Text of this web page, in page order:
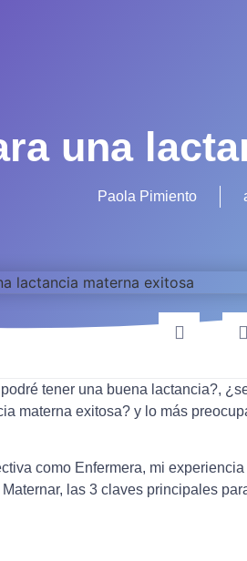
una
Paola Pimiento
tener una buena lactancia?,
materna exitosa? y lo más
como Enfermera, mi
las 3 claves principales